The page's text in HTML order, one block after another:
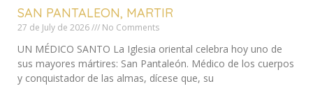
SAN PANTALEON, MARTIR
27 de July de 2026 No Comments
UN MÉDICO SANTO La Iglesia oriental celebra hoy uno de
sus mayores mártires: San Pantaleón. Médico de los cuerpos
y conquistador de las almas, dícese que, su